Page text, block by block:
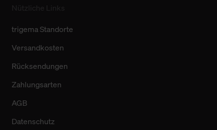
trigema Standorte
Versandkosten
Rücksendungen
Zahlungsarten
AGB
Datenschutz